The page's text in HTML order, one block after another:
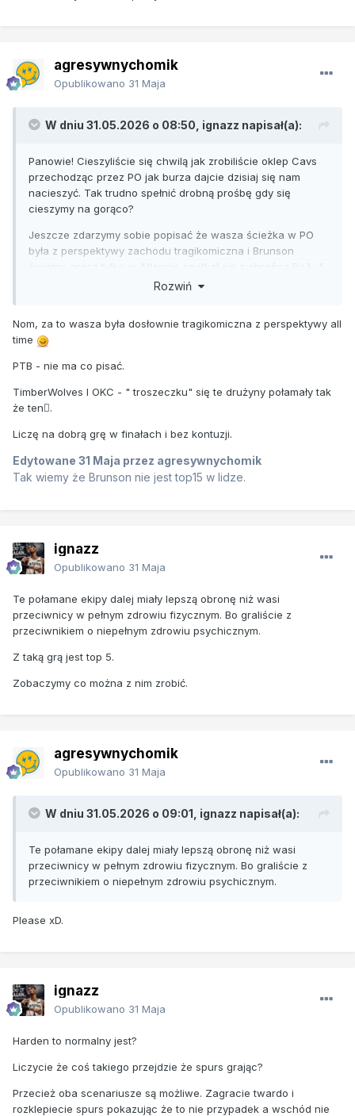
agresywnychomik
Opublikowano 31 Maja
W dniu 31.05.2026 o 08:50, ignazz napisał(a):
Panowie! Cieszyliście się chwilą jak zrobiliście oklep Cavs
przechodząc przez PO jak burza dajcie dzisiaj się nam
nacieszyć. Tak trudno spełnić drobną prośbę gdy się
cieszymy na gorąco?
Jeszcze zdarzymy sobie popisać że wasza ścieżka w PO
była z perspektywy zachodu tragikomiczna i Brunson
tak to sobie biegał w shortach jak po kawę do Cofeeheaven
Rozwiń
Nom, za to wasza była dosłownie tragikomiczna z perspektywy all
time
PTB - nie ma co pisać.
TimberWolves I OKC - " troszeczku" się te drużyny połamały tak
że ten🫪.
Liczę na dobrą grę w finałach i bez kontuzji.
Edytowane 31 Maja przez agresywnychomik
Tak wiemy że Brunson nie jest top15 w lidze.
ignazz
Opublikowano 31 Maja
Te połamane ekipy dalej miały lepszą obronę niż wasi
przeciwnicy w pełnym zdrowiu fizycznym. Bo graliście z
przeciwnikiem o niepełnym zdrowiu psychicznym.
Z taką grą jest top 5.
Zobaczymy co można z nim zrobić.
agresywnychomik
Opublikowano 31 Maja
W dniu 31.05.2026 o 09:01, ignazz napisał(a):
Te połamane ekipy dalej miały lepszą obronę niż wasi
przeciwnicy w pełnym zdrowiu fizycznym. Bo graliście z
przeciwnikiem o niepełnym zdrowiu psychicznym.
Please xD.
ignazz
Opublikowano 31 Maja
Harden to normalny jest?
Liczycie że coś takiego przejdzie że spurs grając?
Przecież oba scenariusze są możliwe. Zagracie twardo i
rozklepiecie spurs pokazując że to nie przypadek a wschód nie